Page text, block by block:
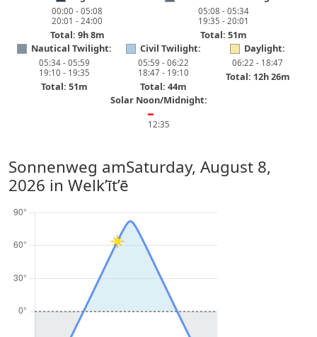
00:00 - 05:08
20:01 - 24:00
Total: 9h 8m
05:08 - 05:34
19:35 - 20:01
Total: 51m
Nautical Twilight:
05:34 - 05:59
19:10 - 19:35
Total: 51m
Civil Twilight:
05:59 - 06:22
18:47 - 19:10
Total: 44m
Daylight:
06:22 - 18:47
Total: 12h 26m
Solar Noon/Midnight:
━
12:35
Sonnenweg amSaturday, August 8,
2026 in Welk’īt’ē